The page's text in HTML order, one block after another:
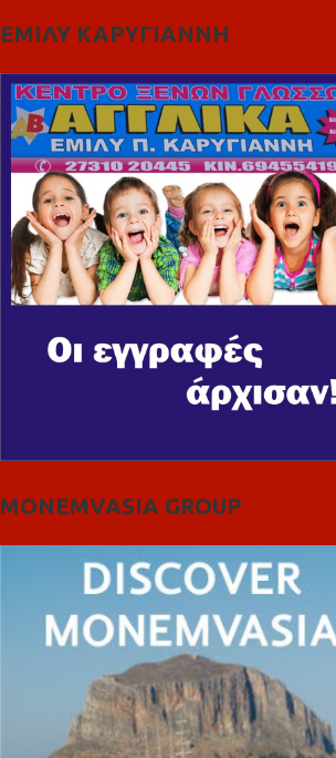
ΕΜΙΛΥ ΚΑΡΥΓΙΑΝΝΗ
MONEMVASIA GROUP